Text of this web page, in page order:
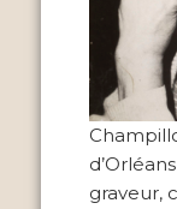
graveur,